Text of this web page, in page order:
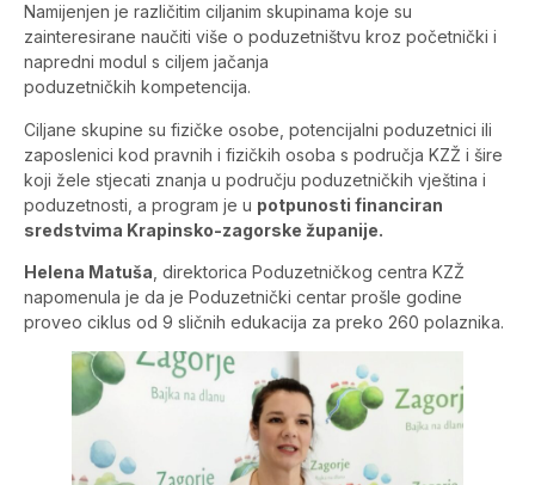
Namijenjen je različitim ciljanim skupinama koje su
zainteresirane naučiti više o poduzetništvu kroz početnički i
napredni modul s ciljem jačanja
poduzetničkih kompetencija.
Ciljane skupine su fizičke osobe, potencijalni poduzetnici ili
zaposlenici kod pravnih i fizičkih osoba s područja KZŽ i šire
koji žele stjecati znanja u području poduzetničkih vještina i
poduzetnosti, a program je u potpunosti financiran
sredstvima Krapinsko-zagorske županije.
Helena Matuša , direktorica Poduzetničkog centra KZŽ
napomenula je da je Poduzetnički centar prošle godine
proveo ciklus od 9 sličnih edukacija za preko 260 polaznika.